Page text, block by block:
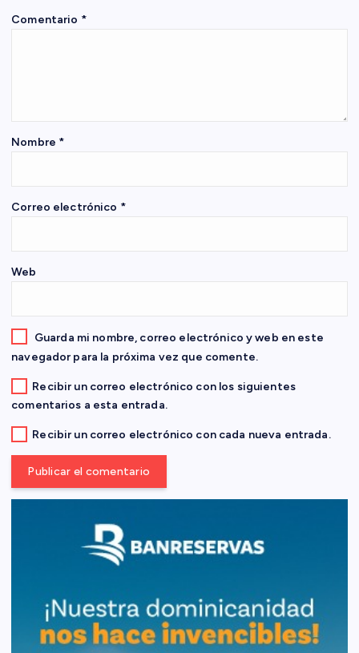
ó
e
n
r
a
d
a
s
Comentario *
Nombre *
Correo electrónico *
Web
Guarda mi nombre, correo electrónico y web en este
navegador para la próxima vez que comente.
Recibir un correo electrónico con los siguientes
comentarios a esta entrada.
Recibir un correo electrónico con cada nueva entrada.